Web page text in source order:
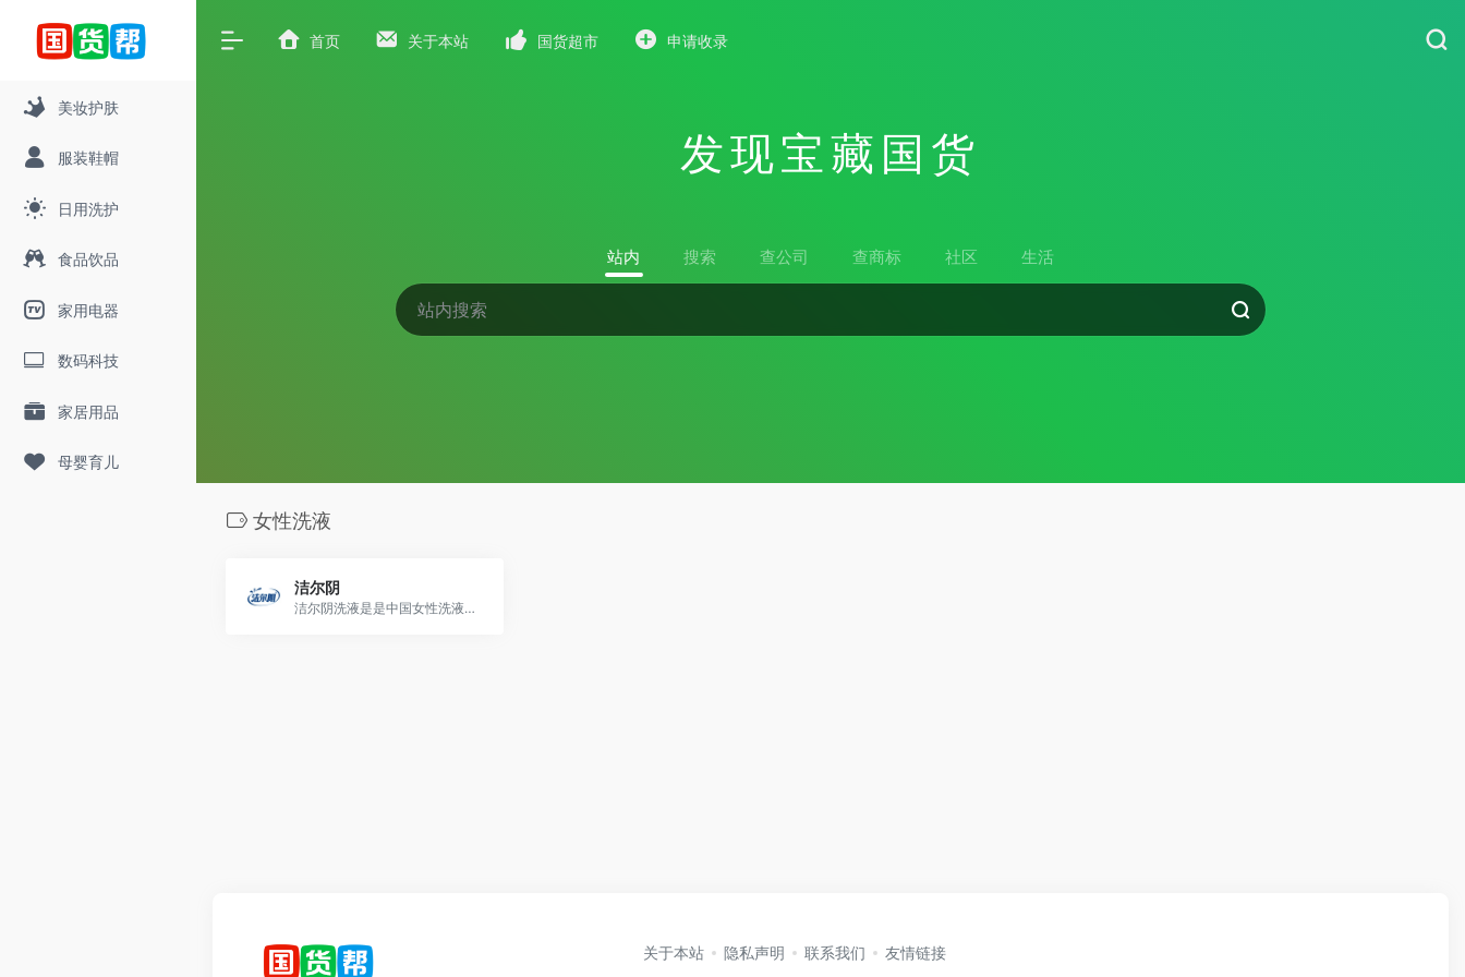
美妆护肤
服装鞋帽
日用洗护
食品饮品
家用电器
数码科技
家居用品
母婴育儿
首页 关于本站 国货超市 申请收录
发现宝藏国货
站内 搜索 查公司 查商标 社区 生活
女性洗液
洁尔阴
洁尔阴洗液是是中国女性洗液十大品牌之一，隶属于恩威制药旗下，专为亚洲女性提供私处护理综合解决方案，创造更高质量的生活品质。
关于本站 隐私声明 联系我们 友情链接